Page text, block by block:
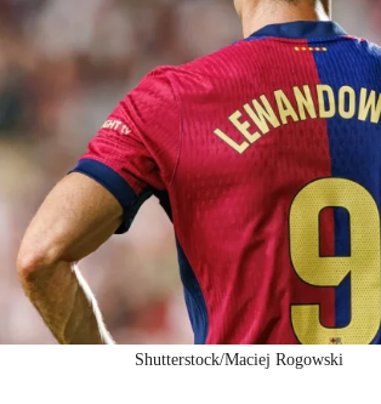
Shutterstock/Maciej Rogowski